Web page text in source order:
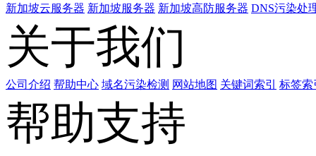
新加坡云服务器 新加坡服务器 新加坡高防服务器 DNS污染处
关于我们
公司介绍 帮助中心 域名污染检测 网站地图 关键词索引 标签索
帮助支持